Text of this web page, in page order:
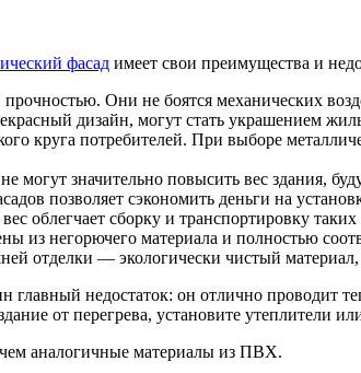
фасад имеет свои преимущества и
Они не боятся механических
дизайн, могут стать украшением
круга потребителей. При выборе
могут значительно повысить вес здания,
позволяет сэкономить деньги на
облегчает сборку и транспортировку
из негорючего материала и полностью
отделки — экологически чистый
главный недостаток: он отлично проводит
от перегрева, установите утеплители
аналогичные материалы из ПВХ.